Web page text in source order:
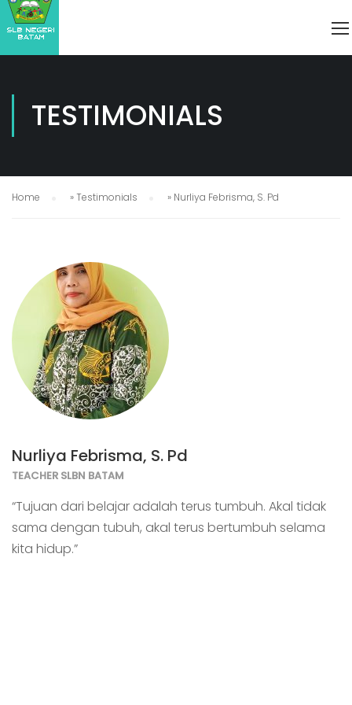
TESTIMONIALS
Home »Testimonials » Nurliya Febrisma, S. Pd
Nurliya Febrisma, S. Pd
TEACHER SLBN BATAM
“Tujuan dari belajar adalah terus tumbuh. Akal tidak
sama dengan tubuh, akal terus bertumbuh selama
kita hidup.”